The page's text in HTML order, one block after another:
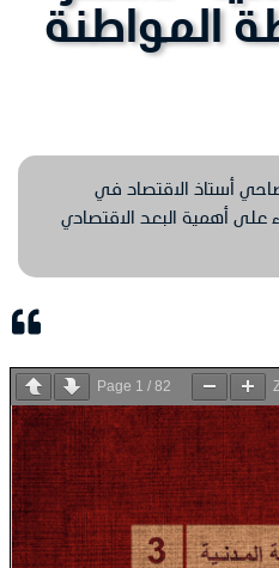
المواطنة
أستاذ الاقتصاد في
أهمية البعد الاقتصادي
Page 1 / 82